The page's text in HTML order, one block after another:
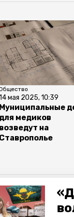
мая 2025, 10:39
Муниципальные
для медиков
возведут на
Ставрополье
новости